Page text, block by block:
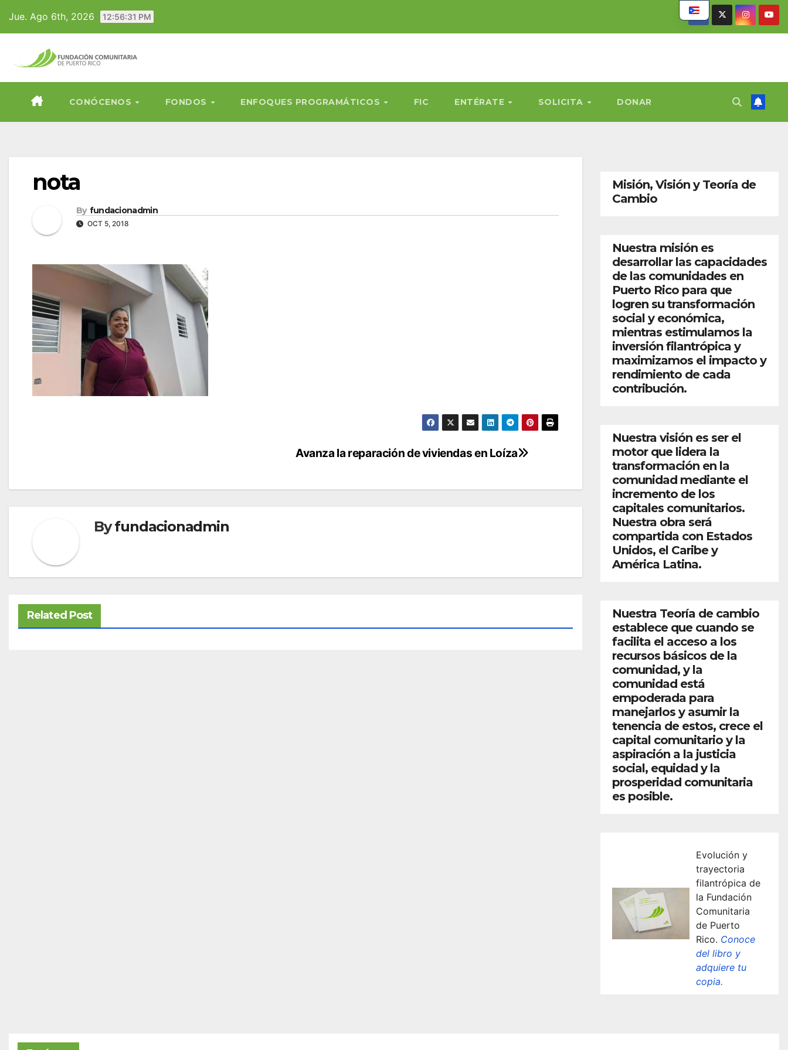
content
Jue. Ago 6th, 2026 12:56:32 PM
CONÓCENOS FONDOS ENFOQUES PROGRAMÁTICOS FIC ENTÉRATE SOLICITA DONAR
nota
By fundacionadmin
OCT 5, 2018
Avanza la reparación de viviendas en Loíza
Byfundacionadmin
Related Post
Misión, Visión y Teoría de
Cambio
Nuestra misión es
desarrollar las capacidades
de las comunidades en
Puerto Rico para que
logren su transformación
social y económica,
mientras estimulamos la
inversión filantrópica y
maximizamos el impacto y
rendimiento de cada
contribución.
Nuestra visión es ser el
motor que lidera la
transformación en la
comunidad mediante el
incremento de los
capitales comunitarios.
Nuestra obra será
compartida con Estados
Unidos, el Caribe y
América Latina.
Nuestra Teoría de cambio
establece que cuando se
facilita el acceso a los
recursos básicos de la
comunidad, y la
comunidad está
empoderada para
manejarlos y asumir la
tenencia de estos, crece el
capital comunitario y la
aspiración a la justicia
social, equidad y la
prosperidad comunitaria
es posible.
Evolución y
trayectoria
filantrópica de
la Fundación
Comunitaria
de Puerto
Rico. Conoce
del libro y
adquiere tu
copia.